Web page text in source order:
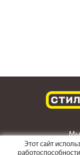
Мы
Этот сайт